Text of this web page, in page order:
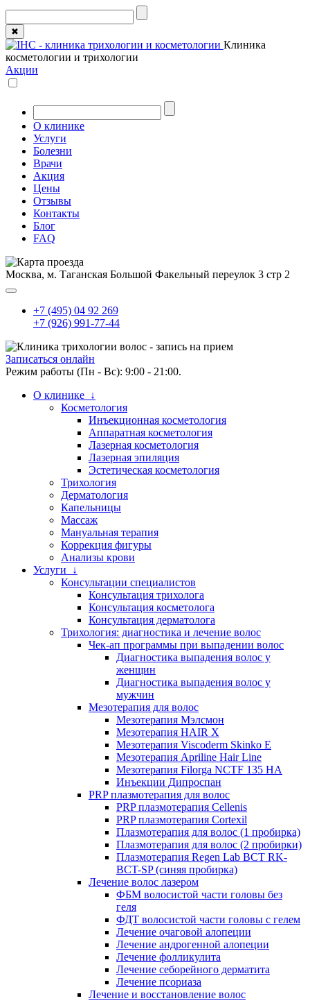
✖
Клиника
косметологии и трихологии
Акции
О клинике
Услуги
Болезни
Врачи
Акция
Цены
Отзывы
Контакты
Блог
FAQ
Москва, м. Таганская Большой Факельный переулок 3 стр 2
+7 (495) 04 92 269
+7 (926) 991-77-44
Записаться онлайн
Режим работы (Пн - Вс): 9:00 - 21:00.
О клинике ↓
Косметология
Инъекционная косметология
Аппаратная косметология
Лазерная косметология
Лазерная эпиляция
Эстетическая косметология
Трихология
Дерматология
Капельницы
Массаж
Мануальная терапия
Коррекция фигуры
Анализы крови
Услуги ↓
Консультации специалистов
Консультация трихолога
Консультация косметолога
Консультация дерматолога
Трихология: диагностика и лечение волос
Чек-ап программы при выпадении волос
Диагностика выпадения волос у
женщин
Диагностика выпадения волос у
мужчин
Мезотерапия для волос
Мезотерапия Мэлсмон
Мезотерапия HAIR X
Мезотерапия Viscoderm Skinko E
Мезотерапия Apriline Hair Line
Мезотерапия Filorga NCTF 135 HA
Инъекции Дипроспан
PRP плазмотерапия для волос
PRP плазмотерапия Cellenis
PRP плазмотерапия Cortexil
Плазмотерапия для волос (1 пробирка)
Плазмотерапия для волос (2 пробирки)
Плазмотерапия Regen Lab BCT RK-
BCT-SP (синяя пробирка)
Лечение волос лазером
ФБМ волосистой части головы без
геля
ФДТ волосистой части головы с гелем
Лечение очаговой алопеции
Лечение андрогенной алопеции
Лечение фолликулита
Лечение себорейного дерматита
Лечение псориаза
Лечение и восстановление волос